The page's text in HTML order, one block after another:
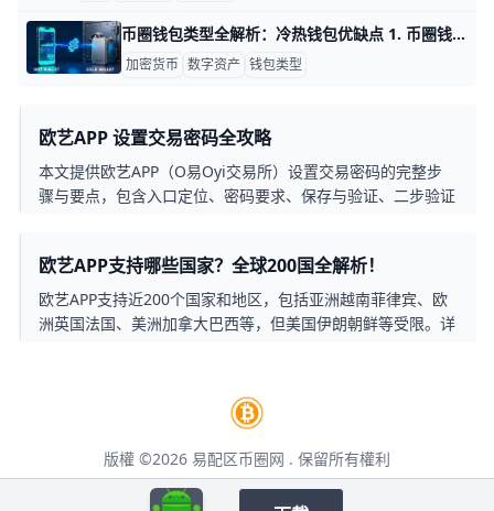
币圈钱包类型全解析：冷热钱包优缺点 1. 币圈钱包是什么 币圈钱包是用来管理加密资产私钥的工具，不是单纯“存币”的地方。钱包本身不直接保存币，真正决定你能不能动用资产的，是私钥和助记词。只要私钥还在，你就能控制对应链上的资产；如果私钥丢失，资产往往也就无法找回。
加密货币 数字资产 钱包类型
欧艺APP 设置交易密码全攻略
本文提供欧艺APP（O易Oyi交易所）设置交易密码的完整步
骤与要点，包含入口定位、密码要求、保存与验证、二步验证
欧艺APP支持哪些国家？全球200国全解析！
欧艺APP支持近200个国家和地区，包括亚洲越南菲律宾、欧
洲英国法国、美洲加拿大巴西等，但美国伊朗朝鲜等受限。详
版權 ©2026 易配区币圈网 . 保留所有權利
本页面包含第三方合作推广链接，点击后将跳转至第三方网站，请仔细阅读其用户